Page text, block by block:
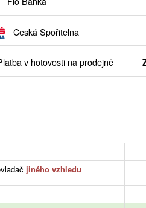
Česká Spořitelna
v hotovosti na prodejně
jiného vzhledu